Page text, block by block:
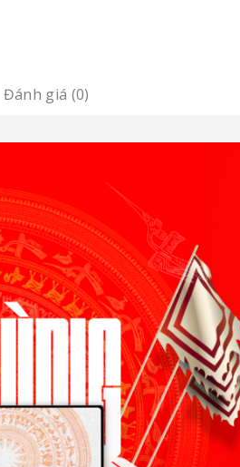
Đánh giá (0)